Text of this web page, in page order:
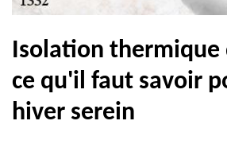
Isolation thermique
ce qu'il faut savoir
hiver serein